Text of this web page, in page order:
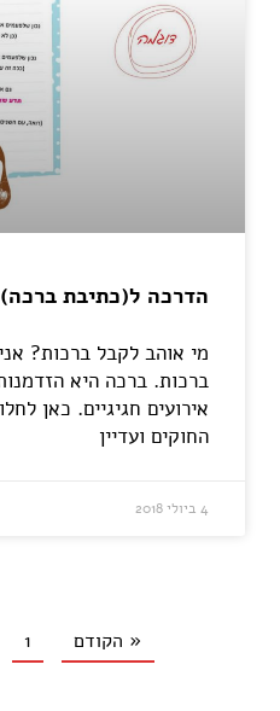
הדרכה ל(כתיבת
מי אוהב לקבל ברכות?
ברכות. ברכה היא
אירועים חגיגיים. כאן
החוקים ועדיין
4 ביולי 2018
« הקודם 1